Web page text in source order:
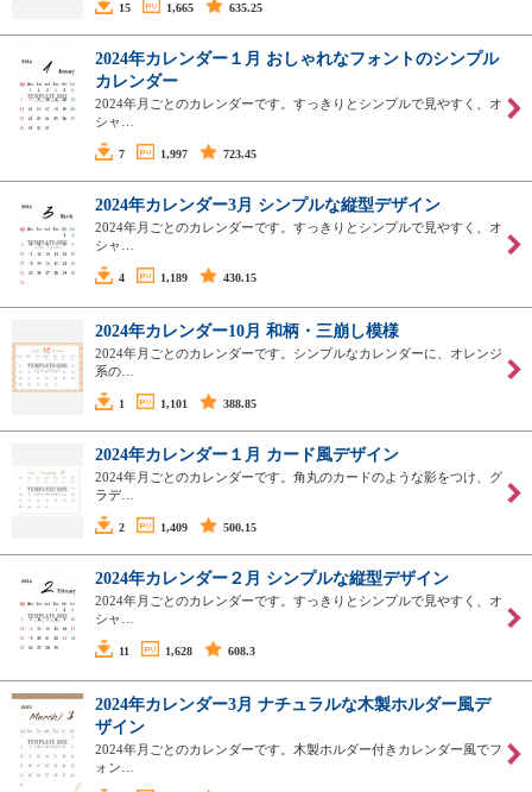
15 1,665 635.25
2024年カレンダー１月 おしゃれなフォントのシンプル
カレンダー
2024年月ごとのカレンダーです。すっきりとシンプルで見やすく、オ
シャ…
7 1,997 723.45
2024年カレンダー3月 シンプルな縦型デザイン
2024年月ごとのカレンダーです。すっきりとシンプルで見やすく、オ
シャ…
4 1,189 430.15
2024年カレンダー10月 和柄・三崩し模様
2024年月ごとのカレンダーです。シンプルなカレンダーに、オレンジ
系の…
1 1,101 388.85
2024年カレンダー１月 カード風デザイン
2024年月ごとのカレンダーです。角丸のカードのような影をつけ、グ
ラデ…
2 1,409 500.15
2024年カレンダー２月 シンプルな縦型デザイン
2024年月ごとのカレンダーです。すっきりとシンプルで見やすく、オ
シャ…
11 1,628 608.3
2024年カレンダー3月 ナチュラルな木製ホルダー風デ
ザイン
2024年月ごとのカレンダーです。木製ホルダー付きカレンダー風でフ
ォン…